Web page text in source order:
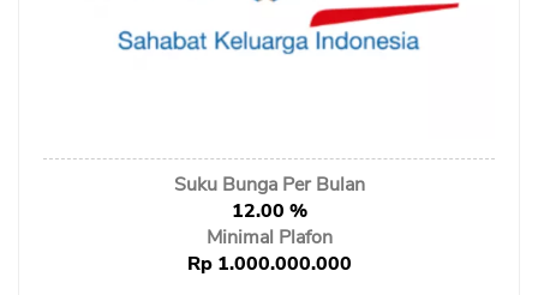
Sekuritas Saham
Assets Crypto
Suku Bunga Per Bulan
12.00 %
Minimal Plafon
Rp 1.000.000.000